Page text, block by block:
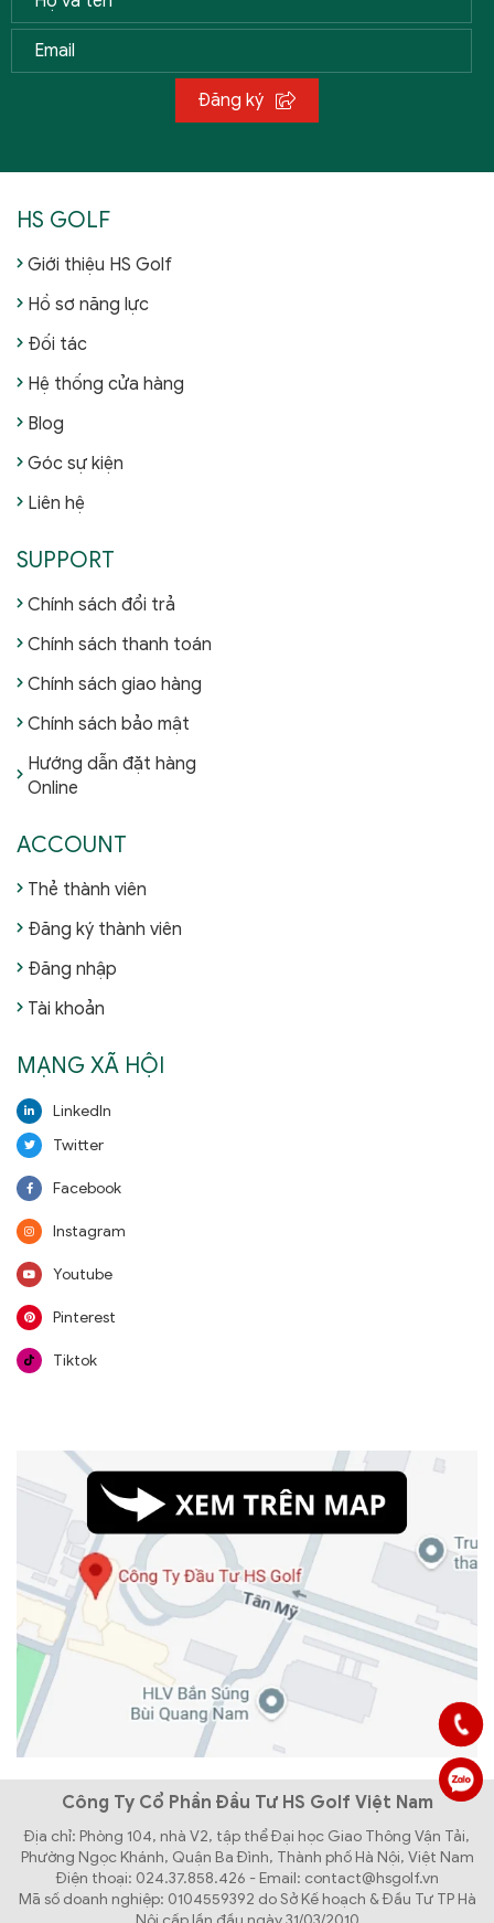
Đăng ký
HS GOLF
Giới thiệu HS Golf
Hồ sơ năng lực
Đối tác
Hệ thống cửa hàng
Blog
Góc sự kiện
Liên hệ
SUPPORT
Chính sách đổi trả
Chính sách thanh toán
Chính sách giao hàng
Chính sách bảo mật
Hướng dẫn đặt hàng
Online
ACCOUNT
Thẻ thành viên
Đăng ký thành viên
Đăng nhập
Tài khoản
MẠNG XÃ HỘI
LinkedIn
Twitter
Facebook
Instagram
Youtube
Pinterest
Tiktok
Công Ty Cổ Phần Đầu Tư HS Golf Việt Nam
Địa chỉ: Phòng 104, nhà V2, tập thể Đại học Giao Thông Vận Tải,
Phường Ngọc Khánh, Quận Ba Đình, Thành phố Hà Nội, Việt Nam
Điện thoại: 024.37.858.426 - Email: contact@hsgolf.vn
Mã số doanh nghiệp: 0104559392 do Sở Kế hoạch & Đầu Tư TP Hà